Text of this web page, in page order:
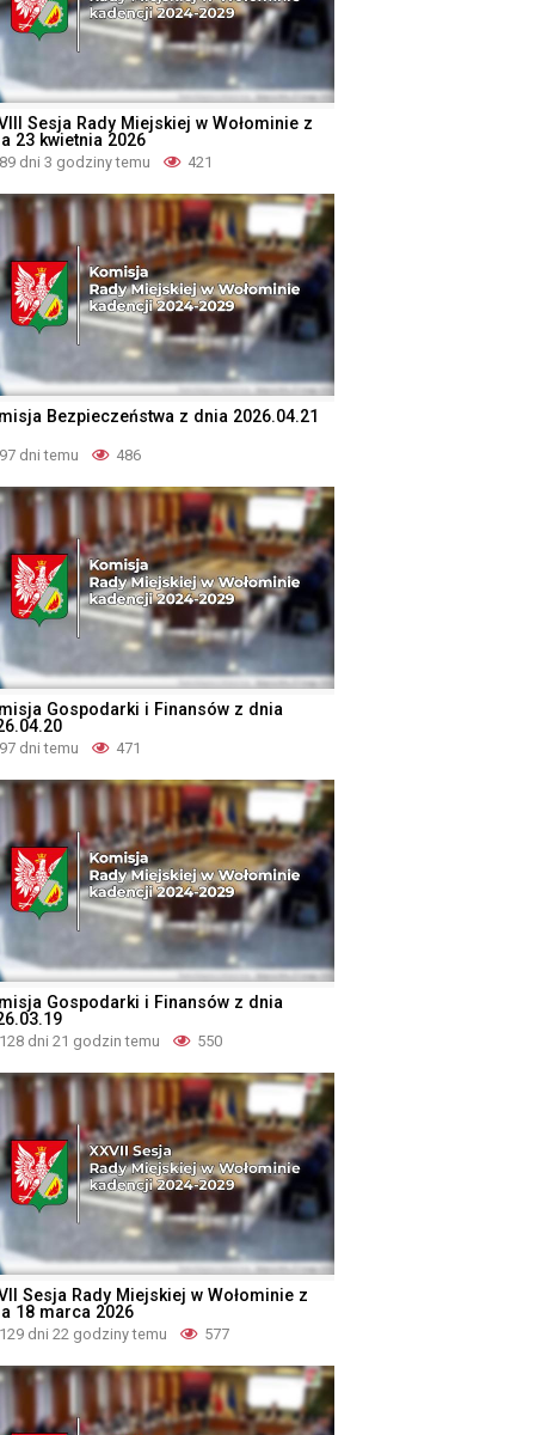
Sesja Rady Miejskiej w Wołominie z
23 kwietnia 2026
89 dni 3 godziny temu 421
Bezpieczeństwa z dnia 2026.04.21
97 dni temu 486
Gospodarki i Finansów z dnia
97 dni temu 471
Gospodarki i Finansów z dnia
128 dni 21 godzin temu 550
Sesja Rady Miejskiej w Wołominie z
18 marca 2026
129 dni 22 godziny temu 577